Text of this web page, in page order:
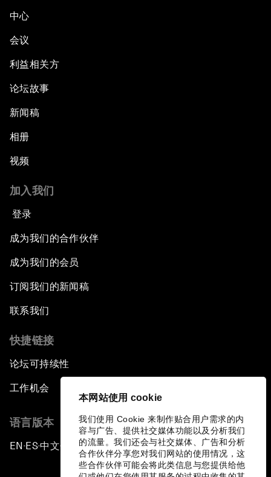
本网站使用 cookie
我们使用 Cookie 来制作贴合用户需求的内
容与广告、提供社交媒体功能以及分析我们
的流量。我们还会与社交媒体、广告和分析
合作伙伴分享您对我们网站的使用情况，这
些合作伙伴可能会将此类信息与您提供给他
中心
会议
利益相关方
论坛故事
新闻稿
相册
视频
加入我们
登录
成为我们的合作伙伴
成为我们的会员
订阅我们的新闻稿
联系我们
快捷链接
论坛可持续性
工作机会
语言版本
EN ▪ ES▪中文▪ 日本語